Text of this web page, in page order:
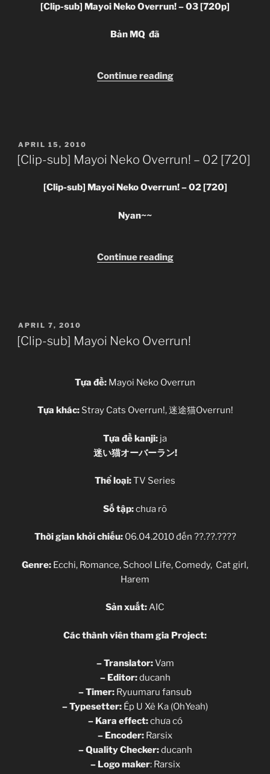
[Clip-sub] Mayoi Neko Overrun! – 03 [720p]
Bản MQ đã
Continue reading“[Clip-
03
POSTED
ON
APRIL 15, 2010
[Clip-sub] Mayoi Neko Overrun! – 02 [720]
[Clip-sub] Mayoi Neko Overrun! – 02 [720]
Nyan~~
Continue reading“[Clip-
02
POSTED
ON
APRIL 7, 2010
[Clip-sub] Mayoi Neko Overrun!
Tựa đề: Mayoi Neko Overrun
Tựa khác:Stray Cats Overrun!, 迷途猫Overrun!
Tựa đề kanji: ja
迷い猫オーバーラン!
Thể loại:TV Series
Số tập:chưa rõ
Thời gian khởi chiếu:06.04.2010 đến ??.??.????
Genre: Ecchi, Romance, School Life, Comedy, Cat girl,
Harem
Sản xuất:AIC
Các thành viên tham gia Project:
– Translator:Vam
– Editor:ducanh
– Timer: Ryuumaru fansub
– Typesetter: Ép U Xê Ka (OhYeah)
– Kara effect:chưa có
– Encoder: Rarsix
– Quality Checker:ducanh
– Logo maker: Rarsix